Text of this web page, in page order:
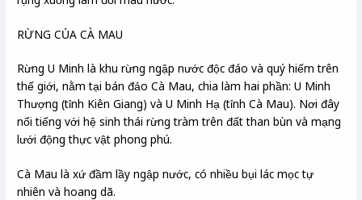
RỪNG CỦA CÀ MAU
Rừng U Minh là khu rừng ngập nước độc đáo và quý hiếm trên
thế giới, nằm tại bán đảo Cà Mau, chia làm hai phần: U Minh
Thượng (tỉnh Kiên Giang) và U Minh Hạ (tỉnh Cà Mau). Nơi đây
nổi tiếng với hệ sinh thái rừng tràm trên đất than bùn và mạng
lưới động thực vật phong phú.
Cà Mau là xứ đầm lầy ngập nước, có nhiều bụi lác mọc tự
nhiên và hoang dã.